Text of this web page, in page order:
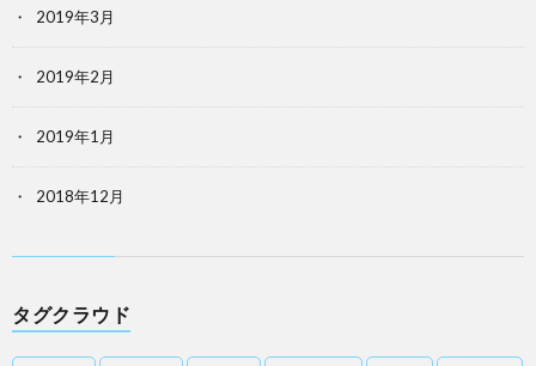
2019年3月
2019年2月
2019年1月
2018年12月
タグクラウド